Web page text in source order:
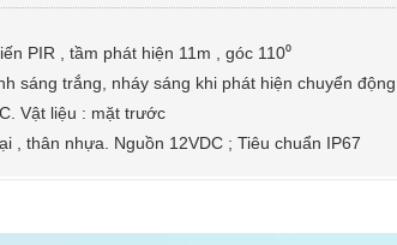
PIR , tầm phát hiện 11m , góc 110⁰
sáng trắng, nháy sáng khi phát hiện chuyển động
Vật liệu : mặt trước
, thân nhựa. Nguồn 12VDC ; Tiêu chuẩn IP67